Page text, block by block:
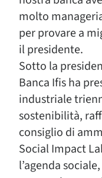
molto
per provare a
il presidente.
Sotto la
Banca Ifis ha
industriale
sostenibilità,
consiglio di
Social Impact
l’agenda